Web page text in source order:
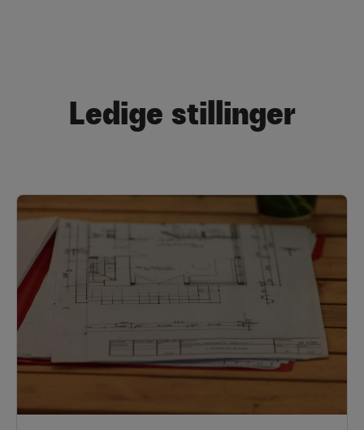
Ledige stillinger